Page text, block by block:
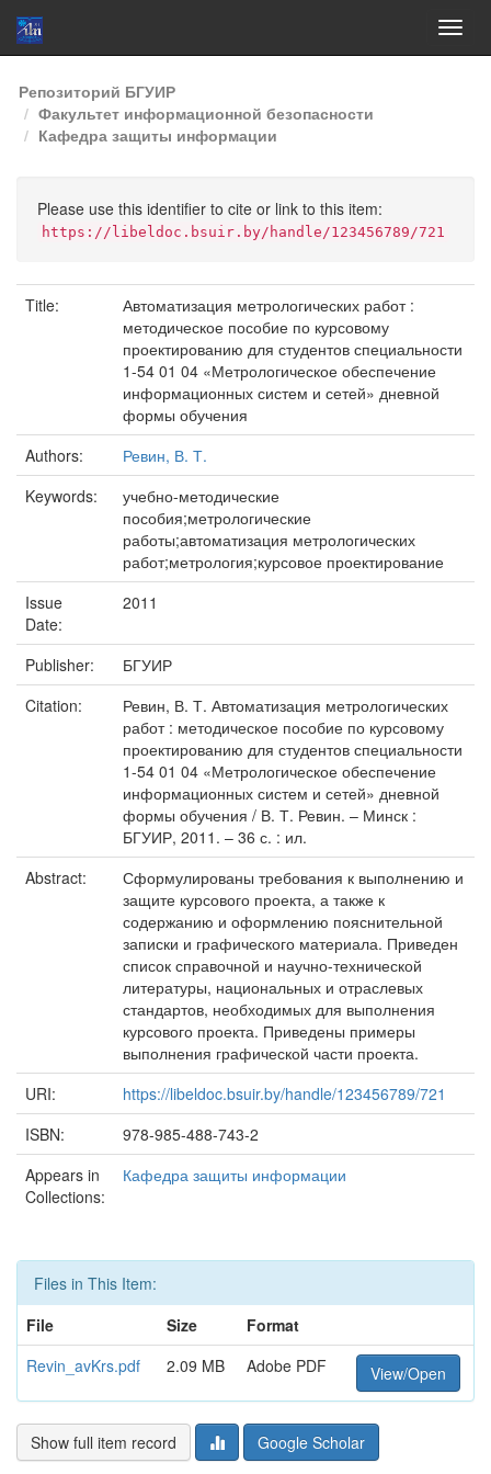
Skip
navigation
Репозиторий БГУИР
Факультет информационной безопасности
Кафедра защиты информации
Please use this identifier to cite or link to this item:
https://libeldoc.bsuir.by/handle/123456789/721
Title:
Автоматизация метрологических работ :
методическое пособие по курсовому
проектированию для студентов специальности
1-54 01 04 «Метрологическое обеспечение
информационных систем и сетей» дневной
формы обучения
Authors:
Ревин, В. Т.
Keywords:
учебно-методические
пособия;метрологические
работы;автоматизация метрологических
работ;метрология;курсовое проектирование
Issue
Date:
2011
Publisher:
БГУИР
Citation:
Ревин, В. Т. Автоматизация метрологических
работ : методическое пособие по курсовому
проектированию для студентов специальности
1-54 01 04 «Метрологическое обеспечение
информационных систем и сетей» дневной
формы обучения / В. Т. Ревин. – Минск :
БГУИР, 2011. – 36 с. : ил.
Abstract:
Сформулированы требования к выполнению и
защите курсового проекта, а также к
содержанию и оформлению пояснительной
записки и графического материала. Приведен
список справочной и научно-технической
литературы, национальных и отраслевых
стандартов, необходимых для выполнения
курсового проекта. Приведены примеры
выполнения графической части проекта.
URI:
https://libeldoc.bsuir.by/handle/123456789/721
ISBN:
978-985-488-743-2
Appears in
Collections:
Кафедра защиты информации
Files in This Item:
File
Size
Format
Revin_avKrs.pdf
2.09 MB Adobe PDF View/Open
Show full item record Google Scholar